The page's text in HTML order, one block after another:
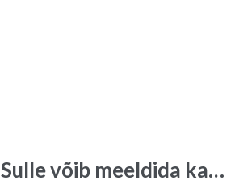
Sulle võib meeldida ka…